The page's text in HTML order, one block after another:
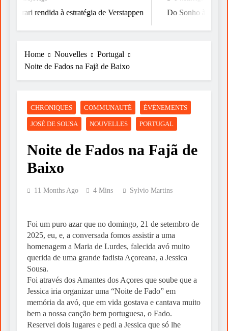
Ferrari rendida à estratégia de Verstappen Do Sonho à Vitória
Home Nouvelles
Portugal
Noite de Fados na Fajã de Baixo
CHRONIQUES COMMUNAUTÉ ÉVÉNEMENTS
JOSÉ DE SOUSA NOUVELLES PORTUGAL
Noite de Fados na Fajã de
Baixo
11 Months Ago 4 Mins Sylvio Martins
Foi um puro azar que no domingo, 21 de setembro de
2025, eu, e, a conversada fomos assistir a uma
homenagem a Maria de Lurdes, falecida avó muito
querida de uma grande fadista Açoreana, a Jessica
Sousa.
Foi através dos Amantes dos Açores que soube que a
Jessica iria organizar uma “Noite de Fado” em
memória da avó, que em vida gostava e cantava muito
bem a nossa canção bem portuguesa, o Fado.
Reservei dois lugares e pedi a Jessica que só lhe